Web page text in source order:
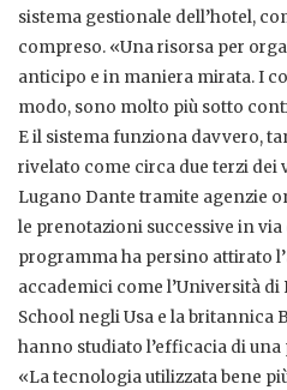
sistema gestionale dell’hotel,
compreso. «Una risorsa per
anticipo e in maniera mirata. I
modo, sono molto più sotto
E il sistema funziona davvero,
rivelato come circa due terzi dei
Lugano Dante tramite agenzie
le prenotazioni successive in
programma ha persino attirato
accademici come l’Università di
School negli Usa e la britannica
hanno studiato l’efficacia di una
«La tecnologia utilizzata bene